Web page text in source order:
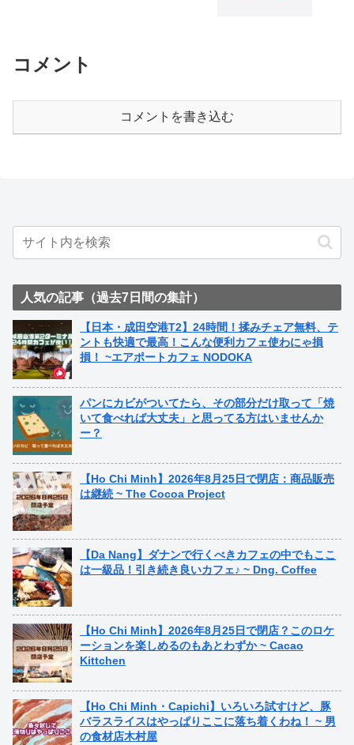
コメント
コメントを書き込む
人気の記事（過去7日間の集計）
【日本・成田空港T2】24時間！揉みチェア無料、テ
ントも快適で最高！こんな便利カフェ使わにゃ損
損！ ~エアポートカフェ NODOKA
パンにカビがついてたら、その部分だけ取って「焼
いて食べれば大丈夫」と思ってる方はいませんか
ー？
【Ho Chi Minh】2026年8月25日で閉店：商品販売
は継続 ~ The Cocoa Project
【Da Nang】ダナンで行くべきカフェの中でもここ
は一級品！引き続き良いカフェ♪ ~ Dng. Coffee
【Ho Chi Minh】2026年8月25日で閉店？このロケ
ーションを楽しめるのもあとわずか ~ Cacao
Kittchen
【Ho Chi Minh・Capichi】いろいろ試すけど、豚
バラスライスはやっぱりここに落ち着くわね！ ~ 男
の食材店木村屋